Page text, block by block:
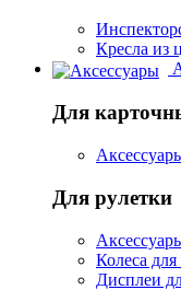
Кресла из
Для
Для рулетки
Колеса для
Дисплеи